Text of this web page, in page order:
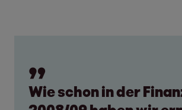
Wie schon in der